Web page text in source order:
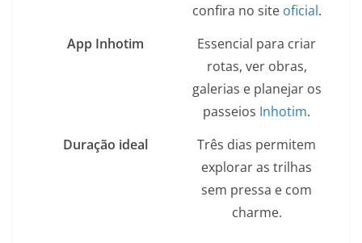
confira no site oficial.
App Inhotim
Essencial para criar
rotas, ver obras,
galerias e planejar os
passeios Inhotim.
Duração ideal
Três dias permitem
explorar as trilhas
sem pressa e com
charme.